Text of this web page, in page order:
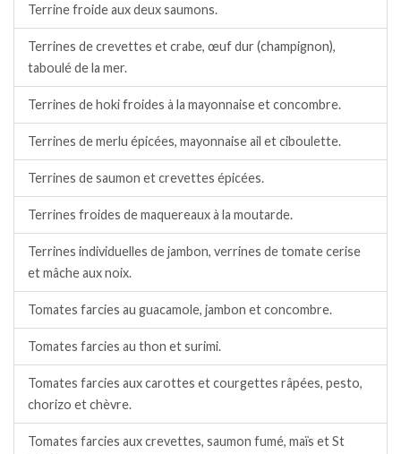
Terrine froide aux deux saumons.
Terrines de crevettes et crabe, œuf dur (champignon),
taboulé de la mer.
Terrines de hoki froides à la mayonnaise et concombre.
Terrines de merlu épicées, mayonnaise ail et ciboulette.
Terrines de saumon et crevettes épicées.
Terrines froides de maquereaux à la moutarde.
Terrines individuelles de jambon, verrines de tomate cerise
et mâche aux noix.
Tomates farcies au guacamole, jambon et concombre.
Tomates farcies au thon et surimi.
Tomates farcies aux carottes et courgettes râpées, pesto,
chorizo et chèvre.
Tomates farcies aux crevettes, saumon fumé, maïs et St